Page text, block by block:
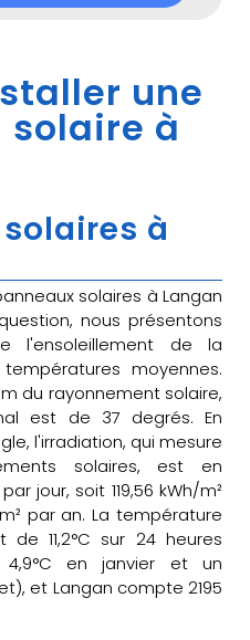
une
à
à
solaires à Langan
nous présentons
l'ensoleillement de la
moyennes.
du rayonnement solaire,
est de 37 degrés. En
l'irradiation, qui mesure
solaires, est en
jour, soit 119,56 kWh/m²
par an. La température
11,2°C sur 24 heures
en janvier et un
et Langan compte 2195